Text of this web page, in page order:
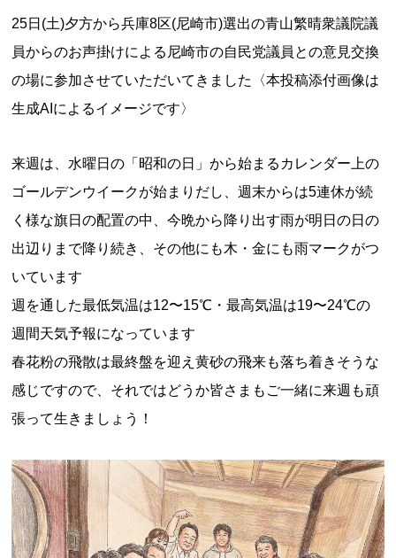
25日(土)夕方から兵庫8区(尼崎市)選出の青山繁晴衆議院議
員からのお声掛けによる尼崎市の自民党議員との意見交換
の場に参加させていただいてきました〈本投稿添付画像は
生成AIによるイメージです〉
来週は、水曜日の「昭和の日」から始まるカレンダー上の
ゴールデンウイークが始まりだし、週末からは5連休が続
く様な旗日の配置の中、今晩から降り出す雨が明日の日の
出辺りまで降り続き、その他にも木・金にも雨マークがつ
いています
週を通した最低気温は12〜15℃・最高気温は19〜24℃の
週間天気予報になっています
春花粉の飛散は最終盤を迎え黄砂の飛来も落ち着きそうな
感じですので、それではどうか皆さまもご一緒に来週も頑
張って生きましょう！